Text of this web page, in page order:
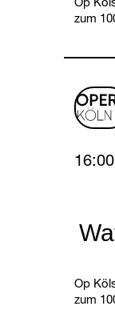
Op
zum
Op
zum